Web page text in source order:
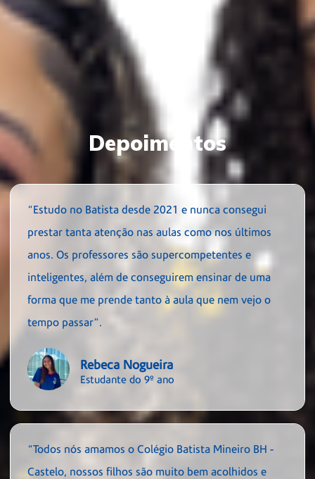
Depoimentos
“Estudo no Batista desde 2021 e nunca consegui
prestar tanta atenção nas aulas como nos últimos
anos. Os professores são supercompetentes e
inteligentes, além de conseguirem ensinar de uma
forma que me prende tanto à aula que nem vejo o
tempo passar”.
Rebeca Nogueira
Estudante do 9º ano
“Todos nós amamos o Colégio Batista Mineiro BH -
Castelo, nossos filhos são muito bem acolhidos e